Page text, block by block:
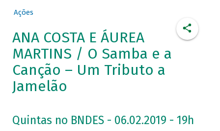
Ações
ANA COSTA E ÁUREA
MARTINS / O Samba e a
Canção – Um Tributo a
Jamelão
Quintas no BNDES - 06.02.2019 - 19h